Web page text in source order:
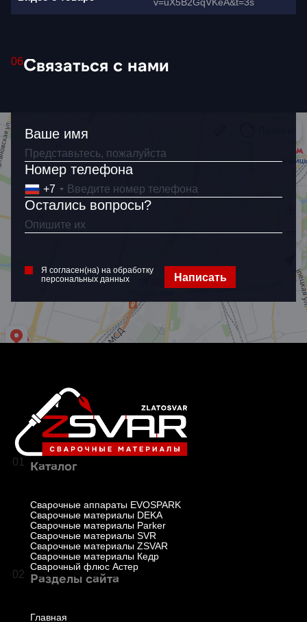
06Связаться с нами
Ваше имя
Номер телефона
+7
Остались вопросы?
Я согласен(на) на обработку
персональных данных
Написать
01 Каталог
Сварочные аппараты EVOSPARK
Сварочные материалы DEKA
Сварочные материалы Parker
Сварочные материалы SVR
Сварочные материалы ZSVAR
Сварочные материалы Кедр
Сварочный флюс Астер
02 Разделы сайта
Главная